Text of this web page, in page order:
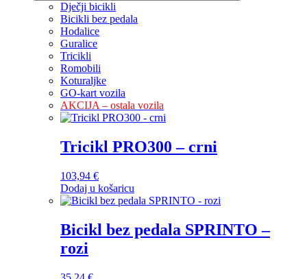
Dječji bicikli
Bicikli bez pedala
Hodalice
Guralice
Tricikli
Romobili
Koturaljke
GO-kart vozila
AKCIJA – ostala vozila
Tricikl PRO300 – crni
103,94 €
Dodaj u košaricu
Bicikl bez pedala SPRINTO –
rozi